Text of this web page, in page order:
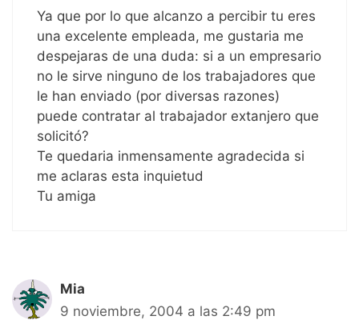
Ya que por lo que alcanzo a percibir tu eres
una excelente empleada, me gustaria me
despejaras de una duda: si a un empresario
no le sirve ninguno de los trabajadores que
le han enviado (por diversas razones)
puede contratar al trabajador extanjero que
solicitó?
Te quedaria inmensamente agradecida si
me aclaras esta inquietud
Tu amiga
Mia
9 noviembre, 2004 a las 2:49 pm